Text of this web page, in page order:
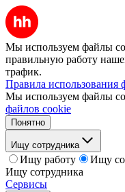
Мы используем файлы
правильную работу
трафик.
Правила использования
Мы используем файлы
файлов cookie
Понятно
Ищу сотрудника
Ищу работу
Ищу
Ищу сотрудника
Сервисы